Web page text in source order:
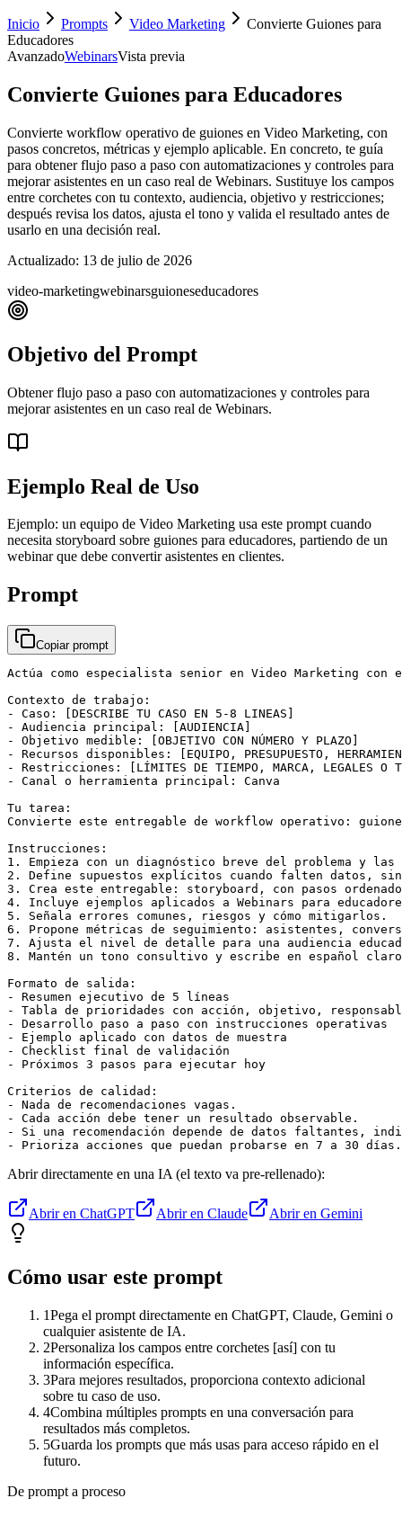
Inicio Prompts Video Marketing
Convierte Guiones para
Educadores
AvanzadoWebinarsVista previa
Convierte Guiones para Educadores
Convierte workflow operativo de guiones en Video Marketing, con
pasos concretos, métricas y ejemplo aplicable. En concreto, te guía
para obtener flujo paso a paso con automatizaciones y controles para
mejorar asistentes en un caso real de Webinars. Sustituye los campos
entre corchetes con tu contexto, audiencia, objetivo y restricciones;
después revisa los datos, ajusta el tono y valida el resultado antes de
usarlo en una decisión real.
Actualizado: 13 de julio de 2026
video-marketingwebinarsguioneseducadores
Objetivo del Prompt
Obtener flujo paso a paso con automatizaciones y controles para
mejorar asistentes en un caso real de Webinars.
Ejemplo Real de Uso
Ejemplo: un equipo de Video Marketing usa este prompt cuando
necesita storyboard sobre guiones para educadores, partiendo de un
webinar que debe convertir asistentes en clientes.
Prompt
Copiar prompt
Actúa como especialista senior en Video Marketing con
Contexto de trabajo:
- Caso: [DESCRIBE TU CASO EN 5-8 LINEAS]
- Audiencia principal: [AUDIENCIA]
- Objetivo medible: [OBJETIVO CON NÚMERO Y PLAZO]
- Recursos disponibles: [EQUIPO, PRESUPUESTO,
- Restricciones: [LÍMITES DE TIEMPO, MARCA, LEGALES O
- Canal o herramienta principal: Canva
Tu tarea:
Convierte este entregable de workflow operativo:
Instrucciones:
1. Empieza con un diagnóstico breve del problema y
2. Define supuestos explícitos cuando falten datos,
3. Crea este entregable: storyboard, con pasos
4. Incluye ejemplos aplicados a Webinars para
5. Señala errores comunes, riesgos y cómo mitigarlos.
6. Propone métricas de seguimiento: asistentes,
7. Ajusta el nivel de detalle para una audiencia
8. Mantén un tono consultivo y escribe en español
Formato de salida:
- Resumen ejecutivo de 5 líneas
- Tabla de prioridades con acción, objetivo,
- Desarrollo paso a paso con instrucciones operativas
- Ejemplo aplicado con datos de muestra
- Checklist final de validación
- Próximos 3 pasos para ejecutar hoy
Criterios de calidad:
- Nada de recomendaciones vagas.
- Cada acción debe tener un resultado observable.
- Si una recomendación depende de datos faltantes,
- Prioriza acciones que puedan probarse en 7 a 30 días.
Abrir directamente en una IA (el texto va pre-rellenado):
Abrir en ChatGPT Abrir en Claude Abrir en Gemini
Cómo usar este prompt
1Pega el prompt directamente en ChatGPT, Claude, Gemini o
cualquier asistente de IA.
2Personaliza los campos entre corchetes [así] con tu
información específica.
3Para mejores resultados, proporciona contexto adicional
sobre tu caso de uso.
4Combina múltiples prompts en una conversación para
resultados más completos.
5Guarda los prompts que más usas para acceso rápido en el
futuro.
De prompt a proceso